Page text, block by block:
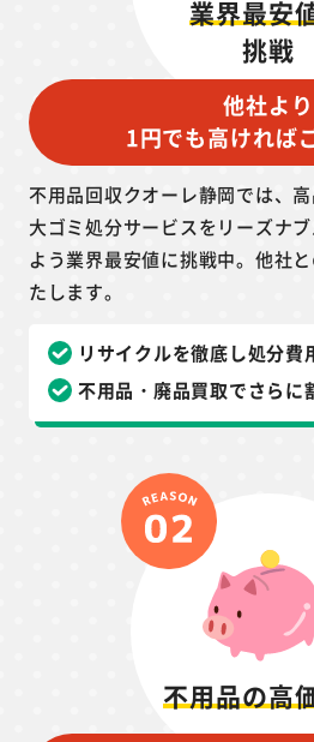
業界最安
挑戦
他社より
1円でも高ければ
不用品回収クオーレ静岡では、
大ゴミ処分サービスをリーズナ
よう業界最安値に挑戦中。他社
たします。
リサイクルを徹底し処分費
不用品・廃品買取でさらに
不用品の高